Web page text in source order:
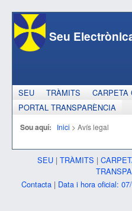
Seu
SEU
TRÀMITS
CARPETA
PORTAL TRANSPARÈNCIA
Sou aquí: Inici > Avís legal
SEU | TRÀMITS |
Contacta | Data i hora oficial: